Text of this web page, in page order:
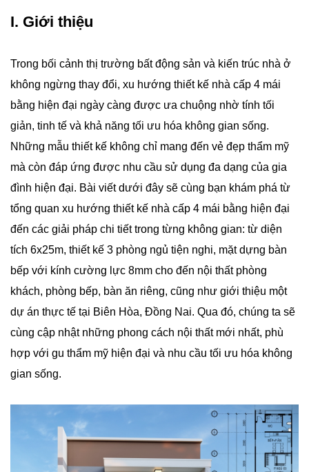
I. Giới thiệu
Trong bối cảnh thị trường bất động sản và kiến trúc nhà ở
không ngừng thay đổi, xu hướng thiết kế nhà cấp 4 mái
bằng hiện đại ngày càng được ưa chuộng nhờ tính tối
giản, tinh tế và khả năng tối ưu hóa không gian sống.
Những mẫu thiết kế không chỉ mang đến vẻ đẹp thẩm mỹ
mà còn đáp ứng được nhu cầu sử dụng đa dạng của gia
đình hiện đại. Bài viết dưới đây sẽ cùng bạn khám phá từ
tổng quan xu hướng thiết kế nhà cấp 4 mái bằng hiện đại
đến các giải pháp chi tiết trong từng không gian: từ diện
tích 6x25m, thiết kế 3 phòng ngủ tiện nghi, mặt dựng bàn
bếp với kính cường lực 8mm cho đến nội thất phòng
khách, phòng bếp, bàn ăn riêng, cũng như giới thiệu một
dự án thực tế tại Biên Hòa, Đồng Nai. Qua đó, chúng ta sẽ
cùng cập nhật những phong cách nội thất mới nhất, phù
hợp với gu thẩm mỹ hiện đại và nhu cầu tối ưu hóa không
gian sống.